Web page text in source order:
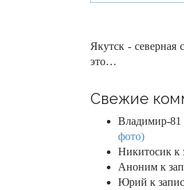
Якутск - северная
это…
Свежие
Владимир-81
фото)
Никитосик к
Аноним к
Юрий к